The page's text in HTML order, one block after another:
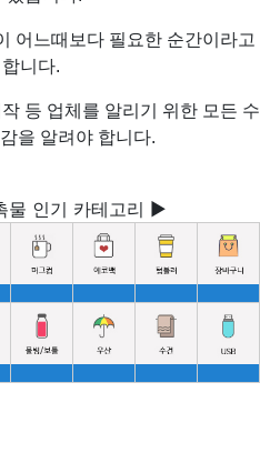
어느때보다 필요한 순간이라고
니다.
등 업체를 알리기 위한 모든 수
을 알려야 합니다.
물 인기 카테고리 ▶